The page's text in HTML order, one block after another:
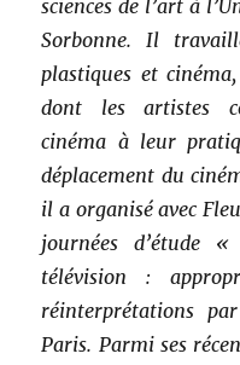
sciences de l’art à
Sorbonne. Il
plastiques et
dont les artistes
cinéma à leur
déplacement du
il a organisé avec
journées d’étude
télévision :
réinterprétations
Paris. Parmi ses